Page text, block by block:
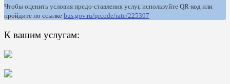
Чтобы оценить условия предо-ставления услуг, используйте QR-код или
пройдите по ссылке bus.gov.ru/qrcode/rate/225397
К вашим услугам: